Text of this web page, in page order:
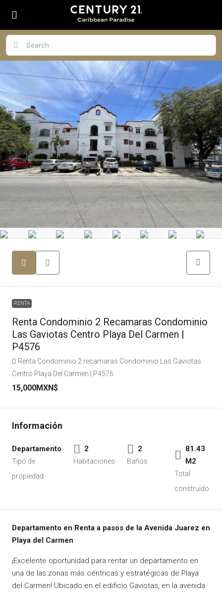
RENTA
Renta Condominio 2 Recamaras Condominio
Las Gaviotas Centro Playa Del Carmen |
P4576
Renta Condominio 2 recamaras Condominio Las Gaviotas
Centro Playa Del Carmen | P4576
15,000MXN$
Departamento 2 2
81.43
M2
Departamento en Renta a pasos de la Avenida Juarez en
Playa del Carmen
¡Excelente oportunidad para rentar un departamento en
una de las zonas más céntricas y estratégicas de Playa
del Carmen! Ubicado en el edificio Gaviotas, en la avenida